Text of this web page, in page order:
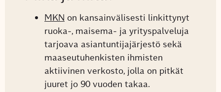
MKN on kansainvälisesti linkittynyt
ruoka-, maisema- ja yrityspalveluja
tarjoava asiantuntijajärjestö sekä
maaseutuhenkisten ihmisten
aktiivinen verkosto, jolla on pitkät
juuret jo 90 vuoden takaa.